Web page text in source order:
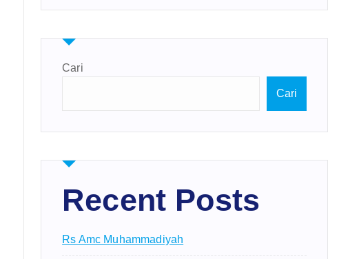
Cari
Cari
Recent Posts
Rs Amc Muhammadiyah